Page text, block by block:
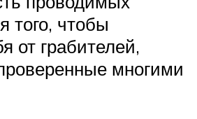
того, чтобы
от грабителей,
многими